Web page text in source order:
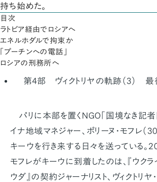
持ち始めた。
目次
ラトビア経由でロシアへ
エネルホダルで拘束か
「プーチンへの電話」
ロシアの刑務所へ
第4部 ヴィクトリヤの軌跡（3） 最
パリに本部を置くNGO「国境なき記者
イナ地域マネジャー、ポリーヌ・モフレ（30
キーウを行き来する日々を送っている。
モフレがキーウに到着したのは、『ウクラ
ウダ』の契約ジャーナリスト、ヴィクトリヤ